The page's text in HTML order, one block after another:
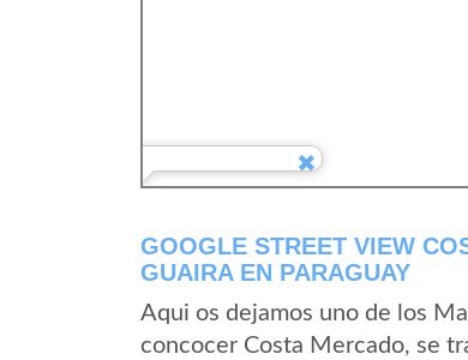
GOOGLE STREET VIEW
GUAIRA EN PARAGUAY
Aqui os dejamos uno de los
concocer Costa Mercado, se